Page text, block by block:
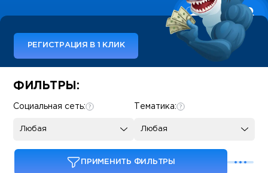
РЕГИСТРАЦИЯ В 1 КЛИК
Some SEO Title
ФИЛЬТРЫ:
Тематика:
Любая
Социальная сеть:
Любая
ПРИМЕНИТЬ ФИЛЬТРЫ